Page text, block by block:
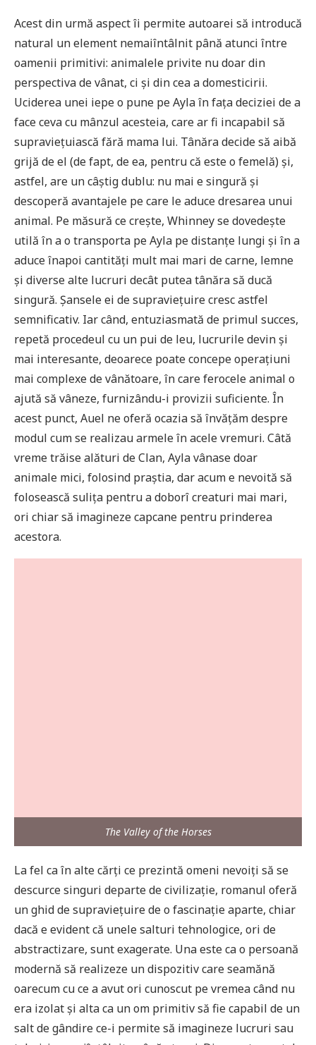
Acest din urmă aspect îi permite autoarei să introducă
natural un element nemaiîntâlnit până atunci între
oamenii primitivi: animalele privite nu doar din
perspectiva de vânat, ci și din cea a domesticirii.
Uciderea unei iepe o pune pe Ayla în fața deciziei de a
face ceva cu mânzul acesteia, care ar fi incapabil să
supraviețuiască fără mama lui. Tânăra decide să aibă
grijă de el (de fapt, de ea, pentru că este o femelă) și,
astfel, are un câștig dublu: nu mai e singură și
descoperă avantajele pe care le aduce dresarea unui
animal. Pe măsură ce crește, Whinney se dovedește
utilă în a o transporta pe Ayla pe distanțe lungi și în a
aduce înapoi cantități mult mai mari de carne, lemne
și diverse alte lucruri decât putea tânăra să ducă
singură. Șansele ei de supraviețuire cresc astfel
semnificativ. Iar când, entuziasmată de primul succes,
repetă procedeul cu un pui de leu, lucrurile devin și
mai interesante, deoarece poate concepe operațiuni
mai complexe de vânătoare, în care ferocele animal o
ajută să vâneze, furnizându-i provizii suficiente. În
acest punct, Auel ne oferă ocazia să învățăm despre
modul cum se realizau armele în acele vremuri. Câtă
vreme trăise alături de Clan, Ayla vânase doar
animale mici, folosind praștia, dar acum e nevoită să
folosească sulița pentru a doborî creaturi mai mari,
ori chiar să imagineze capcane pentru prinderea
acestora.
The Valley of the Horses
La fel ca în alte cărți ce prezintă omeni nevoiți să se
descurce singuri departe de civilizație, romanul oferă
un ghid de supraviețuire de o fascinație aparte, chiar
dacă e evident că unele salturi tehnologice, ori de
abstractizare, sunt exagerate. Una este ca o persoană
modernă să realizeze un dispozitiv care seamănă
oarecum cu ce a avut ori cunoscut pe vremea când nu
era izolat și alta ca un om primitiv să fie capabil de un
salt de gândire ce-i permite să imagineze lucruri sau